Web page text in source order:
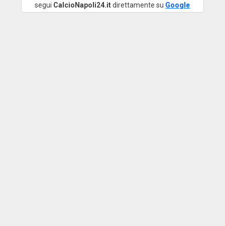
segui CalcioNapoli24.itdirettamente su Google